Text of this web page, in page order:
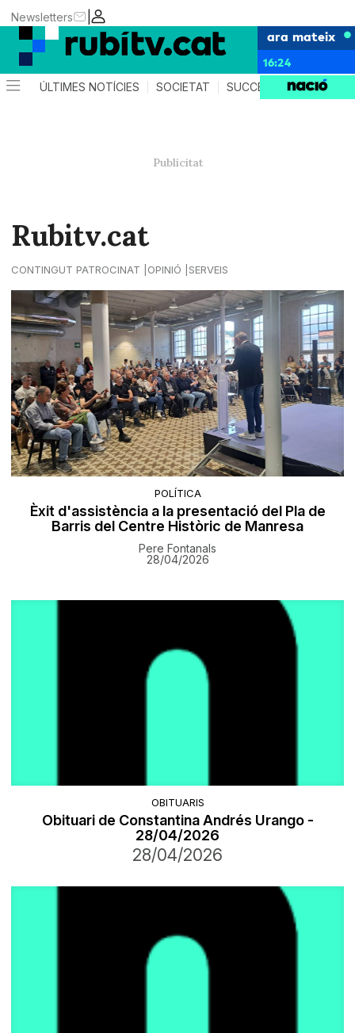
|
Newsletters
ara mateix
16:24
ÚLTIMES NOTÍCIES SOCIETAT SUCCESSOS
Rubitv.cat
CONTINGUT PATROCINAT OPINIÓ SERVEIS
POLÍTICA
Èxit d'assistència a la presentació del Pla de
Barris del Centre Històric de Manresa
Pere Fontanals
28/04/2026
OBITUARIS
Obituari de Constantina Andrés Urango -
28/04/2026
28/04/2026